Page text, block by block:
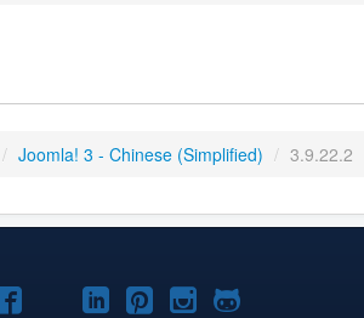
/ Joomla! 3 - Chinese (Simplified) / 3.9.22.2
Joomla!Joomla!
Joomla!Joomla!
Joomla!Joomla!